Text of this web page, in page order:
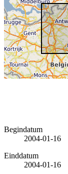
Begindatum
2004-01-16
Einddatum
2004-01-16